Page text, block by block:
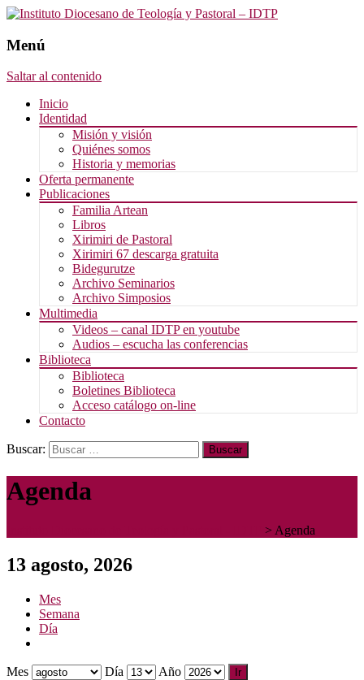
Menú
Saltar al contenido
Inicio
Identidad
Misión y visión
Quiénes somos
Historia y memorias
Oferta permanente
Publicaciones
Familia Artean
Libros
Xirimiri de Pastoral
Xirimiri 67 descarga gratuita
Bidegurutze
Archivo Seminarios
Archivo Simposios
Multimedia
Videos – canal IDTP en youtube
Audios – escucha las conferencias
Biblioteca
Biblioteca
Boletines Biblioteca
Acceso catálogo on-line
Contacto
Buscar:
Agenda
> Agenda
13 agosto, 2026
Mes
Semana
Día
Mes Día Año